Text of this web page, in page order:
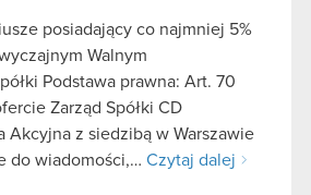
posiadający co najmniej 5%
Walnym
Podstawa prawna: Art. 70
Zarząd Spółki CD
Akcyjna z siedzibą w Warszawie
do wiadomości,… Czytaj dalej